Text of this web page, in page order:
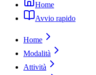
Home
Avvio rapido
Home
Modalità
Attività